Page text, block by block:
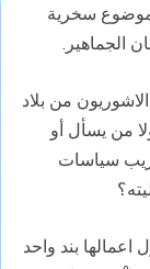
سخرية
الجماهير.
من بلاد
من يسأل أو
سياسات
بند واحد